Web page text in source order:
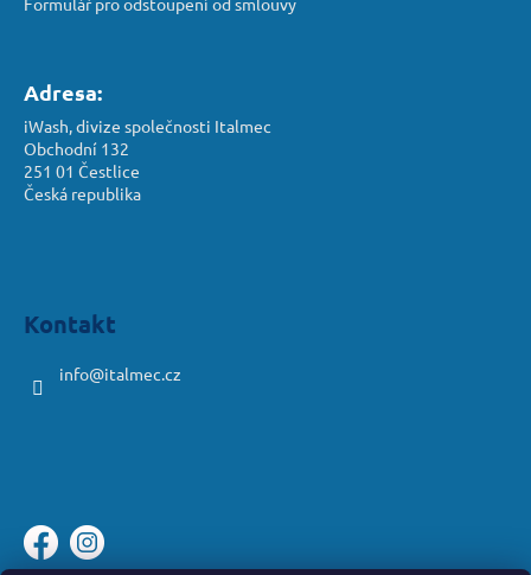
Adresa:
iWash, divize společnosti Italmec
Obchodní 132
251 01 Čestlice
Česká republika
Kontakt
info@italmec.cz